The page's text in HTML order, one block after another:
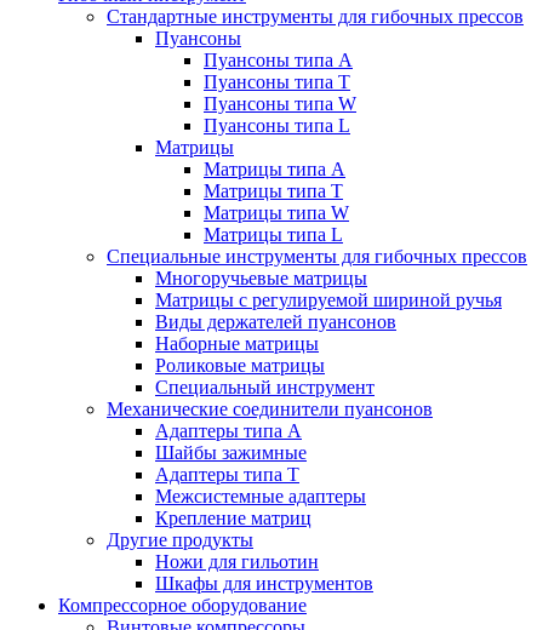
Стандартные инструменты для гибочных прессов
Пуансоны
Пуансоны типа A
Пуансоны типа T
Пуансоны типа W
Пуансоны типа L
Матрицы
Матрицы типа A
Матрицы типа T
Матрицы типа W
Матрицы типа L
Специальные инструменты для гибочных прессов
Многоручьевые матрицы
Матрицы с регулируемой шириной ручья
Виды держателей пуансонов
Наборные матрицы
Роликовые матрицы
Специальный инструмент
Механические соединители пуансонов
Адаптеры типа A
Шайбы зажимные
Адаптеры типа T
Межсистемные адаптеры
Крепление матриц
Другие продукты
Ножи для гильотин
Шкафы для инструментов
Компрессорное оборудование